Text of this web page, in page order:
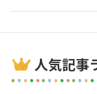
人気記事